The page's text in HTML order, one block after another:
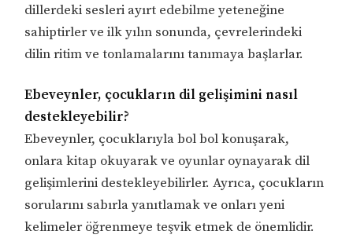
dillerdeki sesleri ayırt edebilme yeteneğine
sahiptirler ve ilk yılın sonunda, çevrelerindeki
dilin ritim ve tonlamalarını tanımaya başlarlar.
Ebeveynler, çocukların dil gelişimini nasıl
destekleyebilir?
Ebeveynler, çocuklarıyla bol bol konuşarak,
onlara kitap okuyarak ve oyunlar oynayarak dil
gelişimlerini destekleyebilirler. Ayrıca, çocukların
sorularını sabırla yanıtlamak ve onları yeni
kelimeler öğrenmeye teşvik etmek de önemlidir.